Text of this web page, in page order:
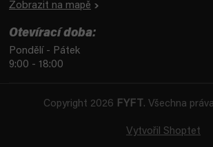
Zobrazit na mapě
Otevírací doba:
Pondělí - Pátek
9:00 - 18:00
Vytvořil Shoptet
Copyright 2026 FYFT . Všechna